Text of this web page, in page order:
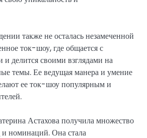
также не осталась незамеченной
ток-шоу, где общается с
и делится своими взглядами на
темы. Ее ведущая манера и умение
ее ток-шоу популярным и
Астахова получила множество
номинаций. Она стала